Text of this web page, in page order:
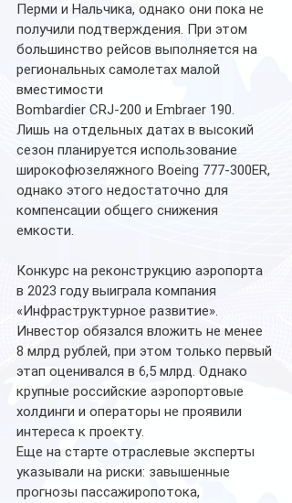
Перми и Нальчика, однако они пока не
получили подтверждения. При этом
большинство рейсов выполняется на
региональных самолетах малой
вместимости
Bombardier CRJ-200 и Embraer 190.
Лишь на отдельных датах в высокий
сезон планируется использование
широкофюзеляжного Boeing 777-300ER,
однако этого недостаточно для
компенсации общего снижения
емкости.
Конкурс на реконструкцию аэропорта
в 2023 году выиграла компания
«Инфраструктурное развитие».
Инвестор обязался вложить не менее
8 млрд рублей, при этом только первый
этап оценивался в 6,5 млрд. Однако
крупные российские аэропортовые
холдинги и операторы не проявили
интереса к проекту.
Еще на старте отраслевые эксперты
указывали на риски: завышенные
прогнозы пассажиропотока,